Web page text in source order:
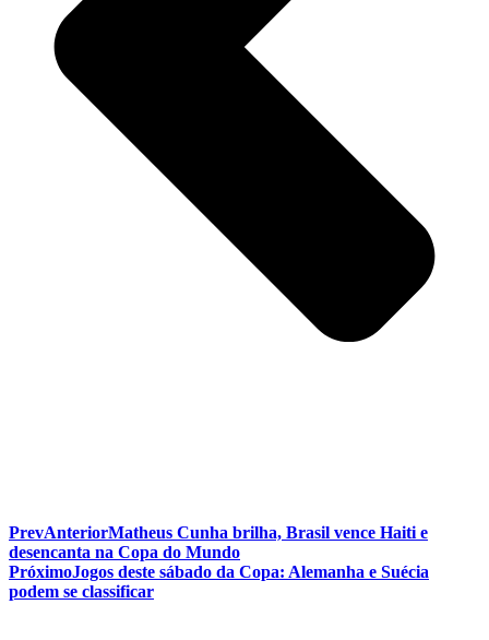
PrevAnteriorMatheus Cunha brilha, Brasil vence Haiti e
desencanta na Copa do Mundo
PróximoJogos deste sábado da Copa: Alemanha e Suécia
podem se classificar